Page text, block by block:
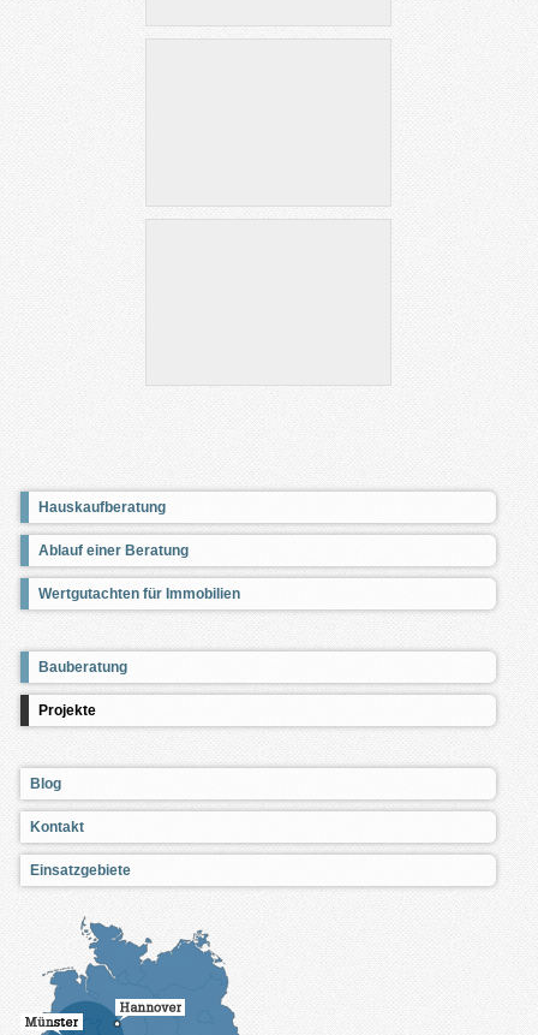
Hauskaufberatung
Ablauf einer Beratung
Wertgutachten für Immobilien
Bauberatung
Projekte
Blog
Kontakt
Einsatzgebiete